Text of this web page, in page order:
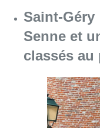
Saint-
Senne et
classés